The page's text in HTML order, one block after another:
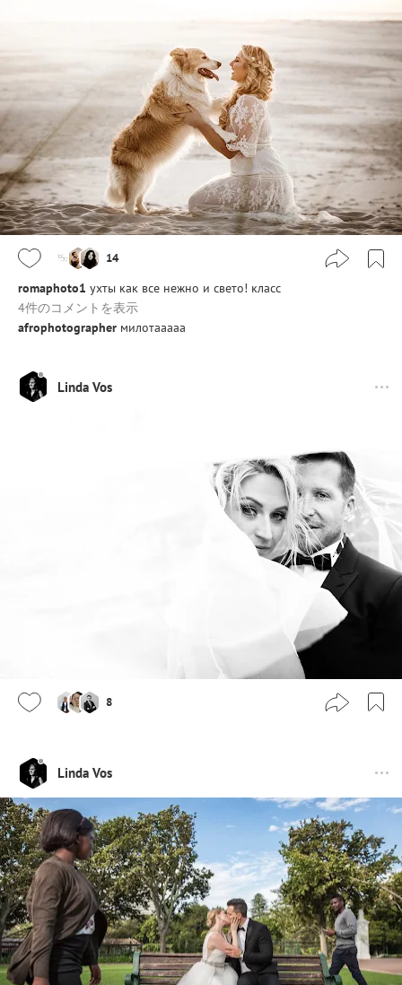
14
romaphoto1 ухты как все нежно и свето! класс
4件のコメントを表示
afrophotographer милотааааа
Linda Vos
8
Linda Vos